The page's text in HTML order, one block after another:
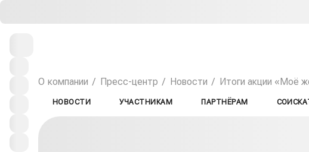
О компании Пресс-центр Новости Итоги акции «Моё
НОВОСТИ УЧАСТНИКАМ ПАРТНЁРАМ